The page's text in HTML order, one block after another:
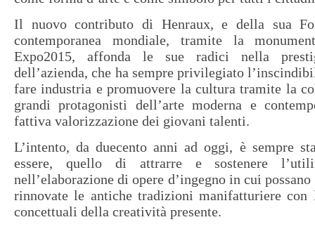
Il nuovo contributo di Henraux, e della sua
contemporanea mondiale, tramite la
Expo2015, affonda le sue radici nella
dell’azienda, che ha sempre privilegiato
fare industria e promuovere la cultura tramite la
grandi protagonisti dell’arte moderna e
fattiva valorizzazione dei giovani talenti.
L’intento, da duecento anni ad oggi, è sempre
essere, quello di attrarre e sostenere
nell’elaborazione di opere d’ingegno in cui possano
rinnovate le antiche tradizioni manifatturiere con
concettuali della creatività presente.